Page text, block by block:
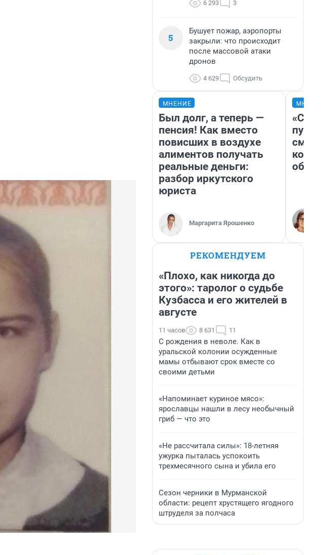
6 293 3
5
Бушует пожар, аэропорты
закрыли: что происходит
после массовой атаки
дронов
4 629 Обсудить
МНЕНИЕ
Был долг, а теперь —
пенсия! Как вместо
повисших в воздухе
алиментов получать
реальные деньги:
разбор иркутского
юриста
Маргарита Ярошенко
РЕКОМЕНДУЕМ
«Плохо, как никогда до
этого»: таролог о судьбе
Кузбасса и его жителей в
августе
11 часов 8 631 11
С рождения в неволе. Как в
уральской колонии осужденные
мамы отбывают срок вместе со
своими детьми
«Напоминает куриное мясо»:
ярославцы нашли в лесу необычный
гриб — что это
«Не рассчитала силы»: 18-летняя
ужурка пыталась успокоить
трехмесячного сына и убила его
Сезон черники в Мурманской
области: рецепт хрустящего ягодного
штруделя за полчаса